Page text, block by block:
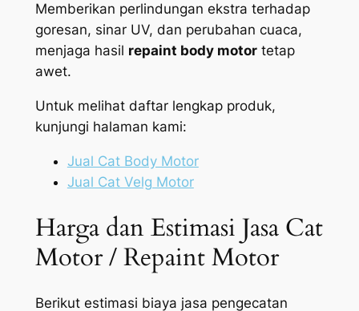
Memberikan perlindungan ekstra terhadap
goresan, sinar UV, dan perubahan cuaca,
menjaga hasil repaint body motortetap
awet.
Untuk melihat daftar lengkap produk,
kunjungi halaman kami:
Jual Cat Body Motor
Jual Cat Velg Motor
Harga dan Estimasi Jasa Cat
Motor / Repaint Motor
Berikut estimasi biaya jasa pengecatan